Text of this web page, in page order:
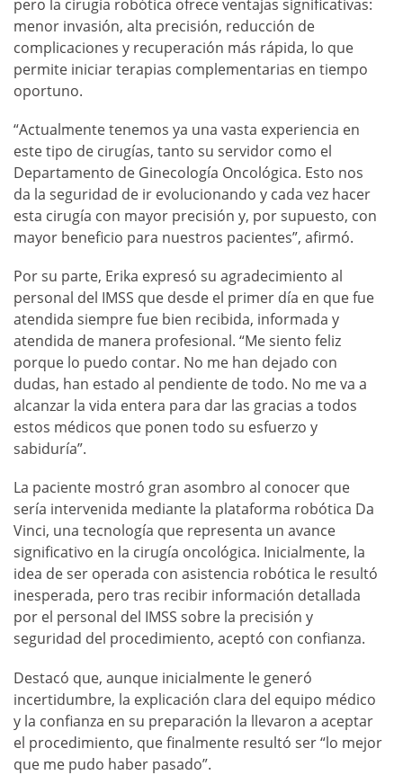
pero la cirugía robótica ofrece ventajas significativas:
menor invasión, alta precisión, reducción de
complicaciones y recuperación más rápida, lo que
permite iniciar terapias complementarias en tiempo
oportuno.
“Actualmente tenemos ya una vasta experiencia en
este tipo de cirugías, tanto su servidor como el
Departamento de Ginecología Oncológica. Esto nos
da la seguridad de ir evolucionando y cada vez hacer
esta cirugía con mayor precisión y, por supuesto, con
mayor beneficio para nuestros pacientes”, afirmó.
Por su parte, Erika expresó su agradecimiento al
personal del IMSS que desde el primer día en que fue
atendida siempre fue bien recibida, informada y
atendida de manera profesional. “Me siento feliz
porque lo puedo contar. No me han dejado con
dudas, han estado al pendiente de todo. No me va a
alcanzar la vida entera para dar las gracias a todos
estos médicos que ponen todo su esfuerzo y
sabiduría”.
La paciente mostró gran asombro al conocer que
sería intervenida mediante la plataforma robótica Da
Vinci, una tecnología que representa un avance
significativo en la cirugía oncológica. Inicialmente, la
idea de ser operada con asistencia robótica le resultó
inesperada, pero tras recibir información detallada
por el personal del IMSS sobre la precisión y
seguridad del procedimiento, aceptó con confianza.
Destacó que, aunque inicialmente le generó
incertidumbre, la explicación clara del equipo médico
y la confianza en su preparación la llevaron a aceptar
el procedimiento, que finalmente resultó ser “lo mejor
que me pudo haber pasado”.